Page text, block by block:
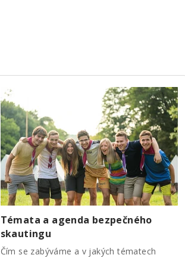
Témata a agenda bezpečného
skautingu
Čím se zabýváme a v jakých tématech